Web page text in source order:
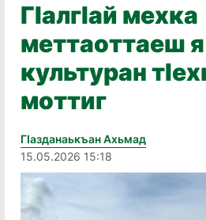
Гӏалгӏай мехка
меттаоттаеш я
культуран
моттиг
Гӏазданаькъан Ахьмад
15.05.2026 15:18